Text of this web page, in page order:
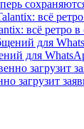
всё ретро в
для
загрузит